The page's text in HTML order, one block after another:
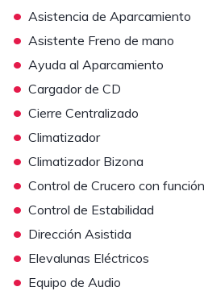
• Asistencia de Aparcamiento
• Asistente Freno de mano
• Ayuda al Aparcamiento
• Cargador de CD
• Cierre Centralizado
• Climatizador
• Climatizador Bizona
• Control de Crucero con
• Control de Estabilidad
• Dirección Asistida
• Elevalunas Eléctricos
• Equipo de Audio